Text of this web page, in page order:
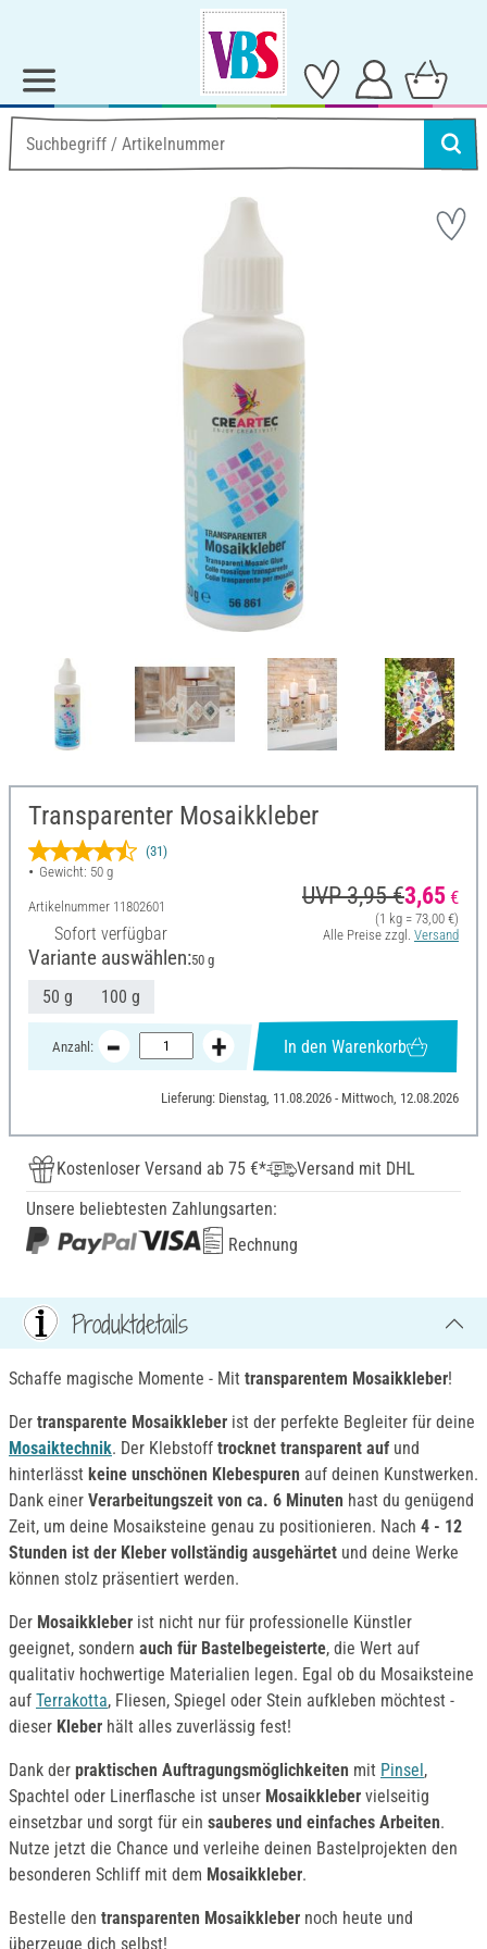
Transparenter Mosaikkleber
(31)
Gewicht: 50 g
Artikelnummer 11802601
Sofort verfügbar
UVP 3,95 €3,65 €
(1 kg = 73,00 €)
Alle Preise zzgl. Versand
Variante auswählen:50 g
50 g 100 g
Anzahl: In den Warenkorb
Lieferung: Dienstag, 11.08.2026 - Mittwoch, 12.08.2026
Kostenloser Versand ab 75 €*
Versand mit DHL
Unsere beliebtesten Zahlungsarten:
Rechnung
Produktdetails
Schaffe magische Momente - Mit transparentem Mosaikkleber!
Der transparente Mosaikkleber ist der perfekte Begleiter für deine
Mosaiktechnik. Der Klebstoff trocknet transparent auf und
hinterlässt keine unschönen Klebespuren auf deinen Kunstwerken.
Dank einer Verarbeitungszeit von ca. 6 Minuten hast du genügend
Zeit, um deine Mosaiksteine genau zu positionieren. Nach 4 - 12
Stunden ist der Kleber vollständig ausgehärtet und deine Werke
können stolz präsentiert werden.
Der Mosaikkleber ist nicht nur für professionelle Künstler
geeignet, sondern auch für Bastelbegeisterte, die Wert auf
qualitativ hochwertige Materialien legen. Egal ob du Mosaiksteine
auf Terrakotta, Fliesen, Spiegel oder Stein aufkleben möchtest -
dieser Kleber hält alles zuverlässig fest!
Dank der praktischen Auftragungsmöglichkeiten mit Pinsel,
Spachtel oder Linerflasche ist unser Mosaikkleber vielseitig
einsetzbar und sorgt für ein sauberes und einfaches Arbeiten.
Nutze jetzt die Chance und verleihe deinen Bastelprojekten den
besonderen Schliff mit dem Mosaikkleber.
Bestelle den transparenten Mosaikkleber noch heute und
überzeuge dich selbst!